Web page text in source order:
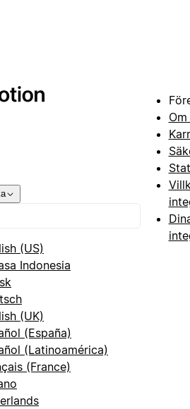
(US)
Indonesia
(UK)
(España)
(Latinoamérica)
(France)